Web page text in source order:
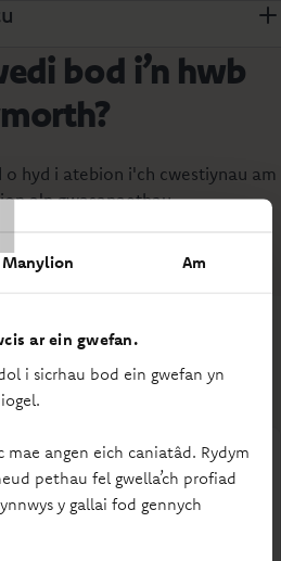
Manylion Am
ar ein gwefan.
i sicrhau bod ein gwefan yn
angen eich caniatâd. Rydym
pethau fel gwella’ch profiad
y gallai fod gennych
bod i’n hwb
hyd i atebion i'ch cwestiynau am
a'n gwasanaethau.
i’r hwb cymorth
ac ymarferwyr